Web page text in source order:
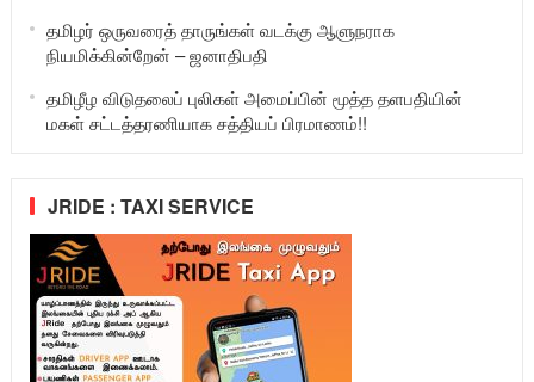
தமிழர் ஒருவரைத் தாருங்கள் வடக்கு ஆளுநராக
நியமிக்கின்றேன் – ஜனாதிபதி
தமிழீழ விடுதலைப் புலிகள் அமைப்பின் மூத்த தளபதியின்
மகள் சட்டத்தரணியாக சத்தியப் பிரமாணம்!!
JRIDE : TAXI SERVICE